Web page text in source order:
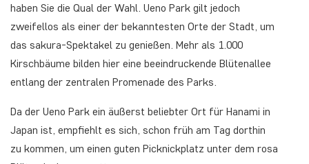
haben Sie die Qual der Wahl. Ueno Park gilt jedoch
zweifellos als einer der bekanntesten Orte der Stadt, um
das sakura-Spektakel zu genießen. Mehr als 1.000
Kirschbäume bilden hier eine beeindruckende Blütenallee
entlang der zentralen Promenade des Parks.
Da der Ueno Park ein äußerst beliebter Ort für Hanami in
Japan ist, empfiehlt es sich, schon früh am Tag dorthin
zu kommen, um einen guten Picknickplatz unter dem rosa